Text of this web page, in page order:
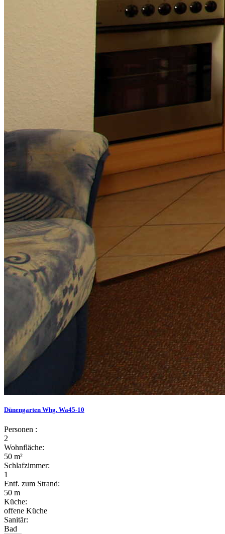
Dünengarten Whg. Wa45-10
Personen :
2
Wohnfläche:
50 m²
Schlafzimmer:
1
Entf. zum Strand:
50 m
Küche:
offene Küche
Sanitär:
Bad